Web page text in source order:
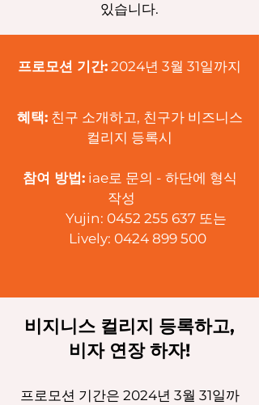
있습니다.
프로모션 기간: 2024년 3월 31일까지
혜택:친구 소개하고, 친구가 비즈니스
컬리지 등록시
참여 방법:iae로 문의 - 하단에 형식
작성
Yujin: 0452 255 637또는
Lively: 0424 899 500
비지니스 컬리지 등록하고,
비자 연장 하자!
프로모션 기간은 2024년 3월 31일까